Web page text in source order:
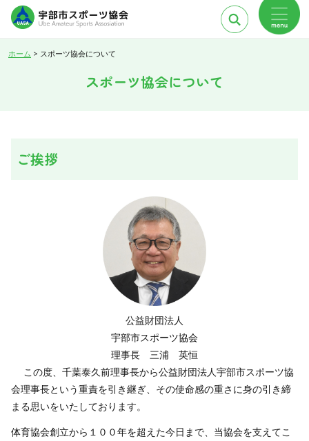
ホーム > スポーツ協会について
スポーツ協会について
ご挨拶
公益財団法人
宇部市スポーツ協会
理事長 三浦 英恒
この度、千葉泰久前理事長から公益財団法人宇部市スポーツ協
会理事長という重責を引き継ぎ、その使命感の重さに身の引き締
まる思いをいたしております。
体育協会創立から１００年を超えた今日まで、当協会を支えてこ